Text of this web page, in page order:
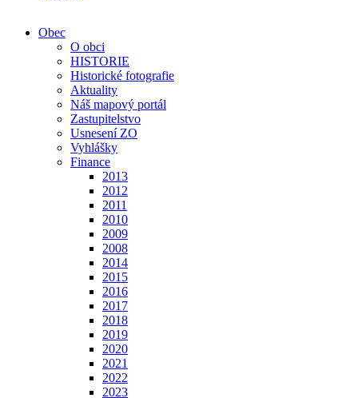
Obec
O obci
HISTORIE
Historické fotografie
Aktuality
Náš mapový portál
Zastupitelstvo
Usnesení ZO
Vyhlášky
Finance
2013
2012
2011
2010
2009
2008
2014
2015
2016
2017
2018
2019
2020
2021
2022
2023